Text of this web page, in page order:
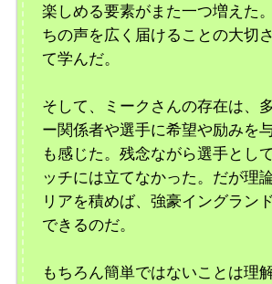
楽しめる要素がまた一つ増えた
ちの声を広く届けることの大切
て学んだ。
そして、ミークさんの存在は、
ー関係者や選手に希望や励みを
も感じた。残念ながら選手とし
ッチには立てなかった。だが理
リアを積めば、強豪イングラン
できるのだ。
もちろん簡単ではないことは理